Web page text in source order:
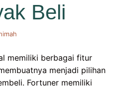
Beli
memiliki berbagai fitur
menjadi pilihan
Fortuner memiliki